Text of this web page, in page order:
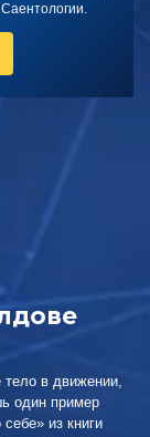
в движении,
один пример
из книги